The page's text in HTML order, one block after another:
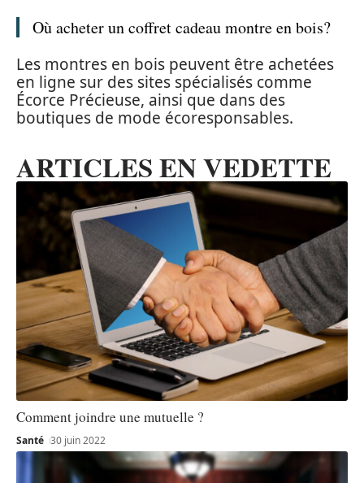
Où acheter un coffret cadeau montre en bois?
Les montres en bois peuvent être achetées
en ligne sur des sites spécialisés comme
Écorce Précieuse, ainsi que dans des
boutiques de mode écoresponsables.
ARTICLES EN VEDETTE
Comment joindre une mutuelle ?
Santé 30 juin 2022